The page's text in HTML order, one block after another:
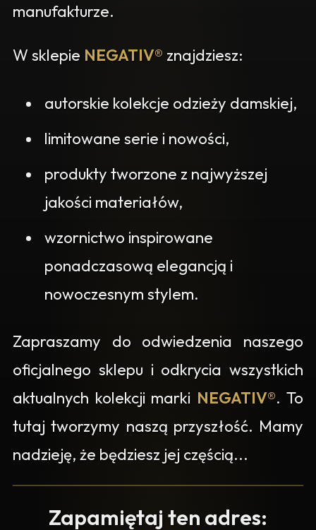
manufakturze.
W sklepie NEGATIV® znajdziesz:
autorskie kolekcje odzieży damskiej,
limitowane serie i nowości,
produkty tworzone z najwyższej
jakości materiałów,
wzornictwo inspirowane
ponadczasową elegancją i
nowoczesnym stylem.
Zapraszamy do odwiedzenia naszego
oficjalnego sklepu i odkrycia wszystkich
aktualnych kolekcji marki NEGATIV®. To
tutaj tworzymy naszą przyszłość. Mamy
nadzieję, że będziesz jej częścią...
Zapamiętaj ten adres: